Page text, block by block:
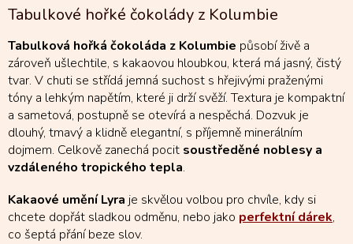
l
á
d
a
c
í
p
r
v
k
y
v
p
i
Tabulkové hořké čokolády z Kolumbie
Tabulková hořká čokoláda z Kolumbie působí živě a
zároveň ušlechtile, s kakaovou hloubkou, která má jasný, čistý
tvar. V chuti se střídá jemná suchost s hřejivými praženými
tóny a lehkým napětím, které ji drží svěží. Textura je kompaktní
a sametová, postupně se otevírá a nespěchá. Dozvuk je
dlouhý, tmavý a klidně elegantní, s příjemně minerálním
dojmem. Celkově zanechá pocit soustředěné noblesy a
vzdáleného tropického tepla.
Kakaové umění Lyra je skvělou volbou pro chvíle, kdy si
chcete dopřát sladkou odměnu, nebo jako perfektní dárek,
co šeptá přání beze slov.